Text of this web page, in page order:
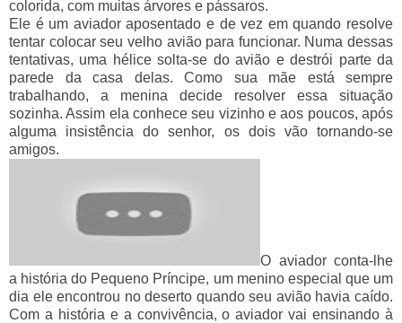
colorida, com muitas árvores e pássaros.
Ele é um aviador aposentado e de vez em quando resolve
tentar colocar seu velho avião para funcionar. Numa dessas
tentativas, uma hélice solta-se do avião e destrói parte da
parede da casa delas. Como sua mãe está sempre
trabalhando, a menina decide resolver essa situação
sozinha. Assim ela conhece seu vizinho e aos poucos, após
alguma insistência do senhor, os dois vão tornando-se
amigos.
O aviador conta-lhe
a história do Pequeno Príncipe, um menino especial que um
dia ele encontrou no deserto quando seu avião havia caído.
Com a história e a convivência, o aviador vai ensinando à